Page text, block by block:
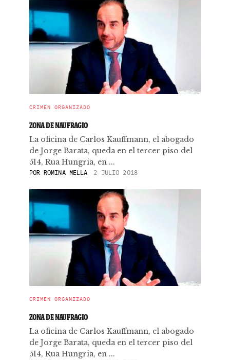
CRIMEN ORGANIZADO
ZONA DE NAUFRAGIO
La oficina de Carlos Kauffmann, el abogado
de Jorge Barata, queda en el tercer piso del
514, Rua Hungria, en ...
POR ROMINA MELLA 2 JULIO 2018
CRIMEN ORGANIZADO
ZONA DE NAUFRAGIO
La oficina de Carlos Kauffmann, el abogado
de Jorge Barata, queda en el tercer piso del
514, Rua Hungria, en ...